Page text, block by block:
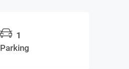
1
Parking